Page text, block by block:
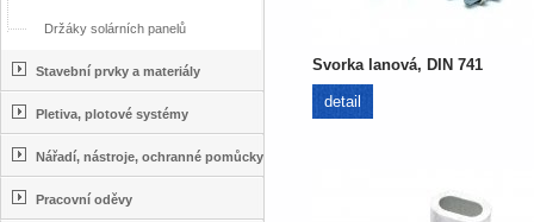
Svorka lanová, DIN 741
detail
Držáky solárních panelů
Stavební prvky a materiály
Pletiva, plotové systémy
Nářadí, nástroje, ochranné pomůcky
Pracovní oděvy